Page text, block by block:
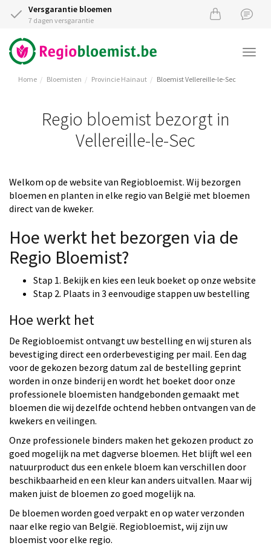
Versgarantie bloemen
7 dagen versgarantie
Home Bloemisten Provincie Hainaut Bloemist Vellereille-le-Sec
Regio bloemist bezorgt in
Vellereille-le-Sec
Welkom op de website van Regiobloemist. Wij bezorgen
bloemen en planten in elke regio van België met bloemen
direct van de kweker.
Hoe werkt het bezorgen via de
Regio Bloemist?
Stap 1. Bekijk en kies een leuk boeket op onze website
Stap 2. Plaats in 3 eenvoudige stappen uw bestelling
Hoe werkt het
De Regiobloemist ontvangt uw bestelling en wij sturen als
bevestiging direct een orderbevestiging per mail. Een dag
voor de gekozen bezorg datum zal de bestelling geprint
worden in onze binderij en wordt het boeket door onze
professionele bloemisten handgebonden gemaakt met
bloemen die wij dezelfde ochtend hebben ontvangen van de
kwekers en veilingen.
Onze professionele binders maken het gekozen product zo
goed mogelijk na met dagverse bloemen. Het blijft wel een
natuurproduct dus een enkele bloem kan verschillen door
beschikbaarheid en een kleur kan anders uitvallen. Maar wij
maken juist de bloemen zo goed mogelijk na.
De bloemen worden goed verpakt en op water verzonden
naar elke regio van België. Regiobloemist, wij zijn uw
bloemist voor elke regio.